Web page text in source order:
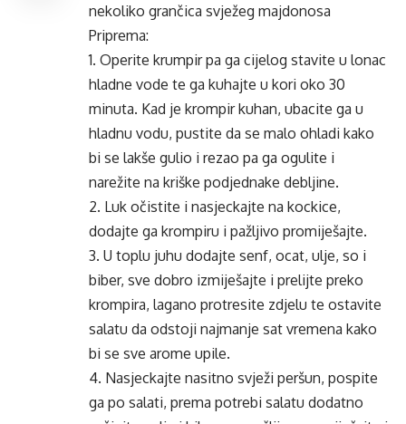
nekoliko grančica svježeg majdonosa
Priprema:
1. Operite krumpir pa ga cijelog stavite u lonac
hladne vode te ga kuhajte u kori oko 30
minuta. Kad je krompirkuhan, ubacite ga u
hladnu vodu, pustite da se malo ohladi kako
bi se lakše gulio i rezao pa ga ogulite i
narežite na kriške podjednake debljine.
2. Luk očistite i nasjeckajte na kockice,
dodajte ga krompiru i pažljivo promiješajte.
3. U toplu juhu dodajte senf, ocat, ulje, so i
biber, sve dobro izmiješajte i prelijte preko
krompira, lagano protresite zdjelu te ostavite
salatu da odstoji najmanje sat vremena kako
bi se sve arome upile.
4. Nasjeckajte nasitno svježi peršun, pospite
ga po salati, prema potrebi salatu dodatno